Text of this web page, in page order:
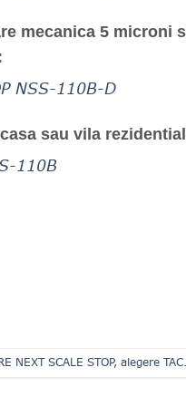
mecanica 5 microni
NSS-110B-D
sau vila
110B
NEXT SCALE STOP,alegere TAC.